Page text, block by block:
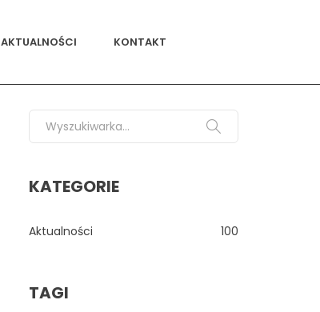
AKTUALNOŚCI KONTAKT
Search for:
KATEGORIE
Aktualności 100
TAGI